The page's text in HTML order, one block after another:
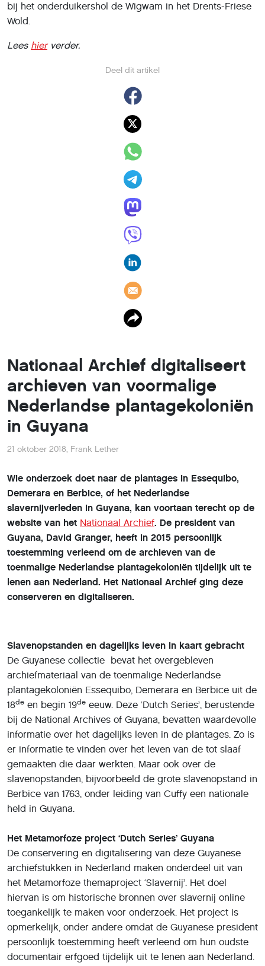
Deel dit artikel
bij het onderduikershol de Wigwam in het Drents-Friese
Wold.
Lees hierverder.
Nationaal Archief digitaliseert
archieven van voormalige
Nederlandse plantagekoloniën
in Guyana
21 oktober 2018, Frank Lether
Wie onderzoek doet naar de plantages in Essequibo,
Demerara en Berbice, of het Nederlandse
slavernijverleden in Guyana, kan voortaan terecht op de
website van het Nationaal Archief. De president van
Guyana, David Granger, heeft in 2015 persoonlijk
toestemming verleend om de archieven van de
toenmalige Nederlandse plantagekoloniën tijdelijk uit te
lenen aan Nederland. Het Nationaal Archief ging deze
conserveren en digitaliseren.
Slavenopstanden en dagelijks leven in kaart gebracht
De Guyanese collectie bevat het overgebleven
archiefmateriaal van de toenmalige Nederlandse
plantagekoloniën Essequibo, Demerara en Berbice uit de
18de en begin 19de eeuw. Deze ‘Dutch Series’, berustende
bij de National Archives of Guyana, bevatten waardevolle
informatie over het dagelijks leven in de plantages. Zo is
er informatie te vinden over het leven van de tot slaaf
gemaakten die daar werkten. Maar ook over de
slavenopstanden, bijvoorbeeld de grote slavenopstand in
Berbice van 1763, onder leiding van Cuffy een nationale
held in Guyana.
Het Metamorfoze project ‘Dutch Series’ Guyana
De conservering en digitalisering van deze Guyanese
archiefstukken in Nederland maken onderdeel uit van
het Metamorfoze themaproject ‘Slavernij’. Het doel
hiervan is om historische bronnen over slavernij online
toegankelijk te maken voor onderzoek. Het project is
opmerkelijk, onder andere omdat de Guyanese president
persoonlijk toestemming heeft verleend om hun oudste
documentair erfgoed tijdelijk uit te lenen aan Nederland.